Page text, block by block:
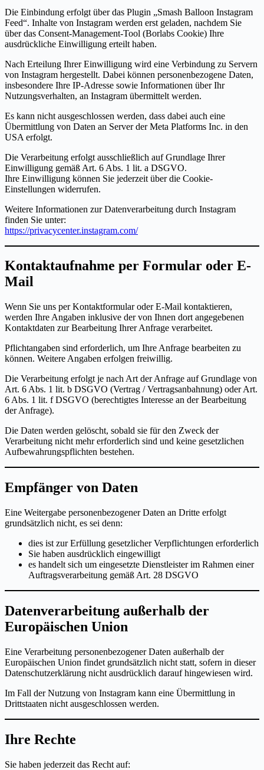
Die Einbindung erfolgt über das Plugin „Smash Balloon Instagram
Feed“. Inhalte von Instagram werden erst geladen, nachdem Sie
über das Consent-Management-Tool (Borlabs Cookie) Ihre
ausdrückliche Einwilligung erteilt haben.
Nach Erteilung Ihrer Einwilligung wird eine Verbindung zu Servern
von Instagram hergestellt. Dabei können personenbezogene Daten,
insbesondere Ihre IP-Adresse sowie Informationen über Ihr
Nutzungsverhalten, an Instagram übermittelt werden.
Es kann nicht ausgeschlossen werden, dass dabei auch eine
Übermittlung von Daten an Server der Meta Platforms Inc. in den
USA erfolgt.
Die Verarbeitung erfolgt ausschließlich auf Grundlage Ihrer
Einwilligung gemäß Art. 6 Abs. 1 lit. a DSGVO.
Ihre Einwilligung können Sie jederzeit über die Cookie-
Einstellungen widerrufen.
Weitere Informationen zur Datenverarbeitung durch Instagram
finden Sie unter:
https://privacycenter.instagram.com/
Kontaktaufnahme per Formular oder E-
Mail
Wenn Sie uns per Kontaktformular oder E-Mail kontaktieren,
werden Ihre Angaben inklusive der von Ihnen dort angegebenen
Kontaktdaten zur Bearbeitung Ihrer Anfrage verarbeitet.
Pflichtangaben sind erforderlich, um Ihre Anfrage bearbeiten zu
können. Weitere Angaben erfolgen freiwillig.
Die Verarbeitung erfolgt je nach Art der Anfrage auf Grundlage von
Art. 6 Abs. 1 lit. b DSGVO (Vertrag / Vertragsanbahnung) oder Art.
6 Abs. 1 lit. f DSGVO (berechtigtes Interesse an der Bearbeitung
der Anfrage).
Die Daten werden gelöscht, sobald sie für den Zweck der
Verarbeitung nicht mehr erforderlich sind und keine gesetzlichen
Aufbewahrungspflichten bestehen.
Empfänger von Daten
Eine Weitergabe personenbezogener Daten an Dritte erfolgt
grundsätzlich nicht, es sei denn:
dies ist zur Erfüllung gesetzlicher Verpflichtungen erforderlich
Sie haben ausdrücklich eingewilligt
es handelt sich um eingesetzte Dienstleister im Rahmen einer
Auftragsverarbeitung gemäß Art. 28 DSGVO
Datenverarbeitung außerhalb der
Europäischen Union
Eine Verarbeitung personenbezogener Daten außerhalb der
Europäischen Union findet grundsätzlich nicht statt, sofern in dieser
Datenschutzerklärung nicht ausdrücklich darauf hingewiesen wird.
Im Fall der Nutzung von Instagram kann eine Übermittlung in
Drittstaaten nicht ausgeschlossen werden.
Ihre Rechte
Sie haben jederzeit das Recht auf: